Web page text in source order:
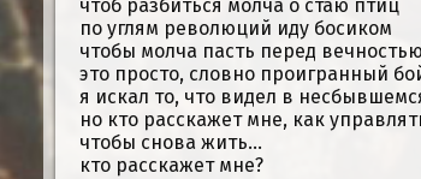
чтоб разбиться молча о стаю птиц
по углям революций иду босиком
чтобы молча пасть перед
это просто, словно проигранный
я искал то, что видел в
но кто расскажет мне, как
чтобы снова жить...
кто расскажет мне?